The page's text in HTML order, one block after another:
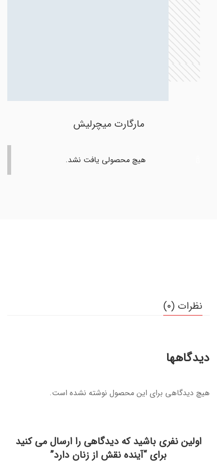
مارگارت میچرلیش
هیچ محصولی یافت نشد.
نظرات (0)
دیدگاهها
هیچ دیدگاهی برای این محصول نوشته نشده است.
اولین نفری باشید که دیدگاهی را ارسال می کنید
برای “آینده نقش از زنان دارد”